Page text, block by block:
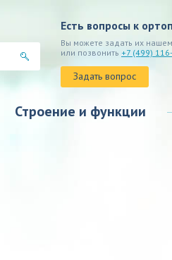
Есть вопросы к
Вы можете задать их
или позвонить +7 (499)
Задать вопрос
Строение и функции